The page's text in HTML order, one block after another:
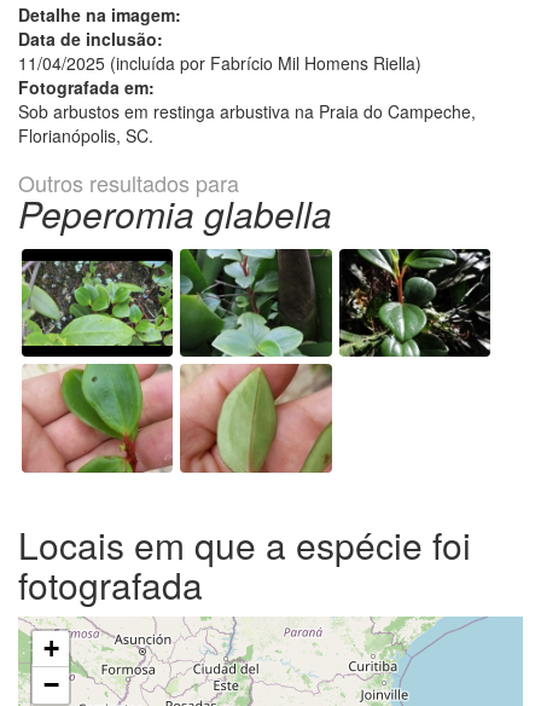
Detalhe na imagem:
Data de inclusão:
11/04/2025 (incluída por Fabrício Mil Homens Riella)
Fotografada em:
Sob arbustos em restinga arbustiva na Praia do Campeche,
Florianópolis, SC.
Outros resultados para
Peperomia glabella
Locais em que a espécie foi
fotografada
+
−